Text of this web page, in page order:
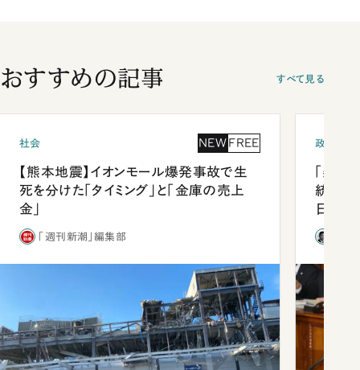
おすすめの記事 すべて見る
社会 NEW FREE
【熊本地震】イオンモール爆発事故で生
死を分けた「タイミング」と「金庫の売上
金」
「週刊新潮」編集部
政治
「楽し
統領と
日米
が明
談まで